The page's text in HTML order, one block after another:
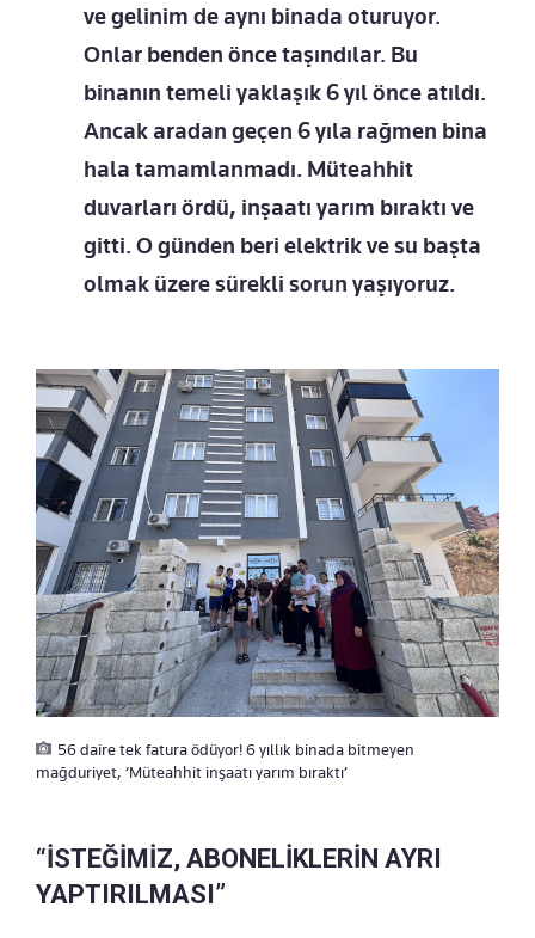
ve gelinim de aynı binada oturuyor.
Onlar benden önce taşındılar. Bu
binanın temeli yaklaşık 6 yıl önce atıldı.
Ancak aradan geçen 6 yıla rağmen bina
hala tamamlanmadı. Müteahhit
duvarları ördü, inşaatı yarım bıraktı ve
gitti. O günden beri elektrik ve su başta
olmak üzere sürekli sorun yaşıyoruz.
56 daire tek fatura ödüyor! 6 yıllık binada bitmeyen
mağduriyet, ‘Müteahhit inşaatı yarım bıraktı’
“İSTEĞİMİZ, ABONELİKLERİN AYRI
YAPTIRILMASI”